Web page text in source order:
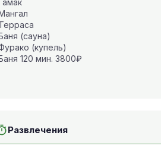
(сауна)
(купель)
120 мин. 3800₽
Развлечения